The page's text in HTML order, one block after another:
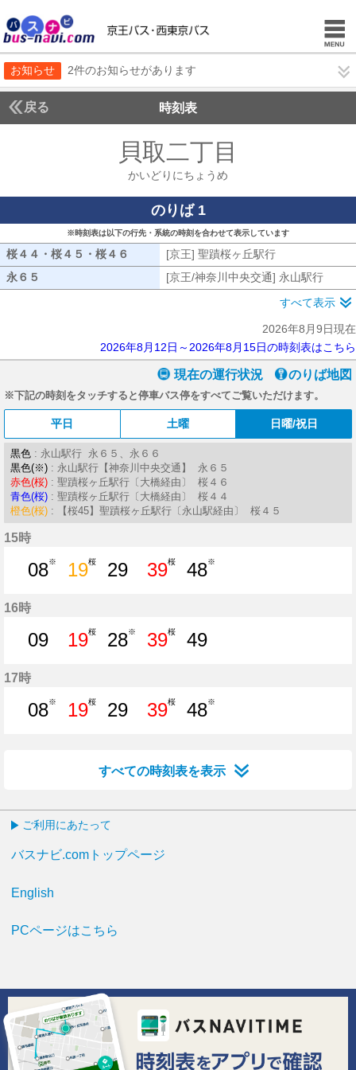
お知らせ 2件のお知らせがあります
戻る 時刻表
貝取二丁目
かいどりにちょうめ
のりば 1
※時刻表は以下の行先・系統の時刻を合わせて表示しています
桜４４・桜４５・桜４６ 桜４４・桜４５・桜４６
[京王] 聖蹟桜ヶ丘駅行
永６５
[京王/神奈川中央交通] 永山駅行
すべて表示
2026年8月9日現在
2026年8月12日～2026年8月15日の時刻表はこちら
現在の運行状況 のりば地図
※下記の時刻をタッチすると停車バス停をすべてご覧いただけます。
平日 土曜 日曜/祝日
黒色 : 永山駅行 永６５、永６６
黒色(※) : 永山駅行【神奈川中央交通】 永６５
赤色(桜) : 聖蹟桜ヶ丘駅行〔大橋経由〕 桜４６
青色(桜) : 聖蹟桜ヶ丘駅行〔大橋経由〕 桜４４
橙色(桜) : 【桜45】聖蹟桜ヶ丘駅行〔永山駅経由〕 桜４５
15時
08※
19桜
29
39桜
48※
16時
09
19桜
28※
39桜
49
17時
08※
19桜
29
39桜
48※
すべての時刻表を表示
ご利用にあたって
バスナビ.comトップページ
English
PCページはこちら